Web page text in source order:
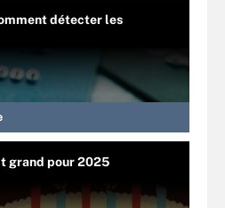
détecter les
grand pour 2025